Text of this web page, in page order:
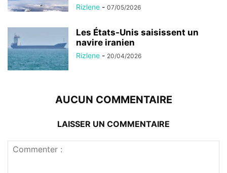
Rizlene - 07/05/2026
Les États-Unis saisissent un
navire iranien
Rizlene - 20/04/2026
AUCUN COMMENTAIRE
LAISSER UN COMMENTAIRE